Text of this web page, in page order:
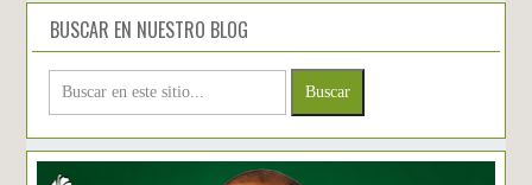
BUSCAR EN NUESTRO BLOG